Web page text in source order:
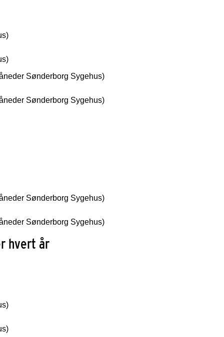
Sønderborg Sygehus)
Sønderborg Sygehus)
Sønderborg Sygehus)
Sønderborg Sygehus)
hvert år